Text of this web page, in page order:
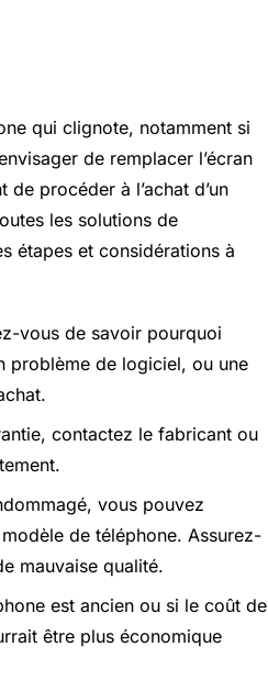
qui clignote, notamment si
de remplacer l’écran
procéder à l’achat d’un
les solutions de
étapes et considérations à
vous de savoir pourquoi
problème de logiciel, ou une
contactez le fabricant ou
vous pouvez
de téléphone. Assurez-
mauvaise qualité.
est ancien ou si le coût de
être plus économique